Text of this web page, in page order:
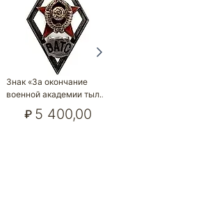
Знак «За окончание
военной академии тыл…
₽ 5 400,00